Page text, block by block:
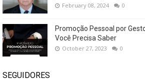
February 08, 2024 0
Promoção Pessoal por
Você Precisa Saber
October 27, 2023 0
SEGUIDORES